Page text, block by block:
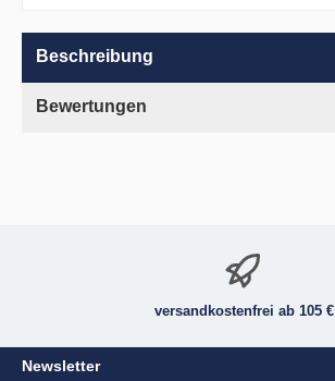
Beschreibung
Bewertungen
versandkostenfrei ab 105 €
Newsletter